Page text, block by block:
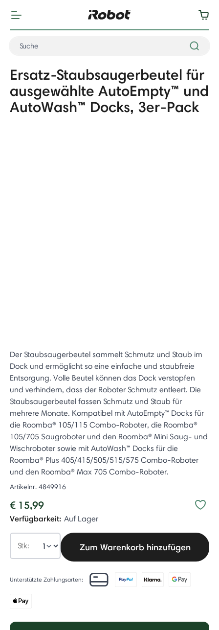
Ersatz-Staubsaugerbeutel für
ausgewählte AutoEmpty™ und
AutoWash™ Docks, 3er-Pack
Der Staubsaugerbeutel sammelt Schmutz und Staub im
Dock und ermöglicht so eine einfache und staubfreie
Entsorgung. Volle Beutel können das Dock verstopfen
und verhindern, dass der Roboter Schmutz entleert. Die
Staubsaugerbeutel fassen Schmutz und Staub für
mehrere Monate. Kompatibel mit AutoEmpty™ Docks für
die Roomba® 105/115 Combo-Roboter, die Roomba®
105/705 Saugroboter und den Roomba® Mini Saug- und
Wischroboter sowie mit AutoWash™ Docks für die
Roomba® Plus 405/415/505/515/575 Combo-Roboter
und den Roomba® Max 705 Combo-Roboter.
Artikelnr. 4849916
€ 15,99
Verfügbarkeit: Auf Lager
Stk: Zum Warenkorb hinzufügen
Unterstützte Zahlungsarten: